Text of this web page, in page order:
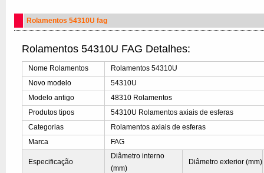
Rolamentos 54310U fag
Rolamentos 54310U FAG Detalhes:
Nome Rolamentos
Rolamentos 54310U
Novo modelo
54310U
Modelo antigo
48310 Rolamentos
Produtos tipos
54310U Rolamentos axiais de esferas
Categorias
Rolamentos axiais de esferas
Marca
FAG
Especificação
Diâmetro interno
(mm)
Diâmetro exterior (mm)